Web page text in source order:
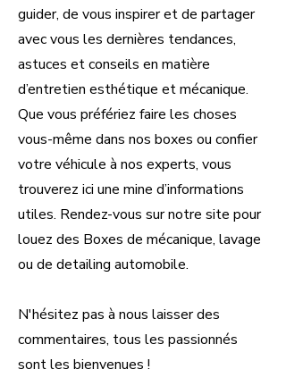
guider, de vous inspirer et de partager
avec vous les dernières tendances,
astuces et conseils en matière
d’entretien esthétique et mécanique.
Que vous préfériez faire les choses
vous-même dans nos boxes ou confier
votre véhicule à nos experts, vous
trouverez ici une mine d’informations
utiles. Rendez-vous sur notre site pour
louez des Boxes de mécanique, lavage
ou de detailing automobile.
N'hésitez pas à nous laisser des
commentaires, tous les passionnés
sont les bienvenues !